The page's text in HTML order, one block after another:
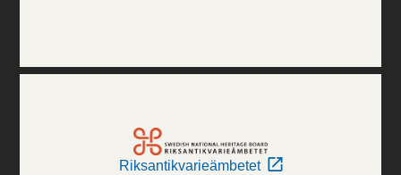
Riksantikvarieämbetet